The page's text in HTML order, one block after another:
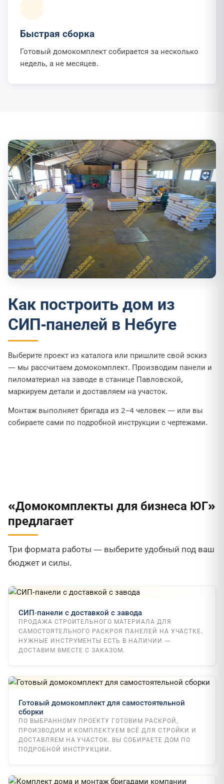
Быстрая сборка
Готовый домокомплект собирается за несколько
недель, а не месяцев.
Как построить дом из
СИП-панелей в Небуге
Выберите проект из каталога или пришлите свой эскиз
— мы рассчитаем домокомплект. Производим панели и
пиломатериал на заводе в станице Павловской,
маркируем детали и доставляем на участок.
Монтаж выполняет бригада из 2–4 человек — или вы
собираете сами по подробной инструкции с чертежами.
«Домокомплекты для бизнеса ЮГ»
предлагает
Три формата работы — выберите удобный под ваш
бюджет и силы.
СИП-панели с доставкой с завода
ПРОДАЖА СТРОИТЕЛЬНОГО МАТЕРИАЛА ДЛЯ
САМОСТОЯТЕЛЬНОГО РАСКРОЯ ПАНЕЛЕЙ НА УЧАСТКЕ.
НУЖНЫЕ ИНСТРУМЕНТЫ ЕСТЬ В НАЛИЧИИ —
ДОСТАВИМ ВМЕСТЕ С ЗАКАЗОМ.
Готовый домокомплект для самостоятельной
сборки
ПО ВЫБРАННОМУ ПРОЕКТУ ГОТОВИМ РАСКРОЙ,
ПРОИЗВОДИМ И КОМПЛЕКТУЕМ ВСЁ ДЛЯ СТРОЙКИ И
ДОСТАВЛЯЕМ НА УЧАСТОК. ВЫ СОБИРАЕТЕ ДОМ ПО
ПОДРОБНОЙ ИНСТРУКЦИИ.